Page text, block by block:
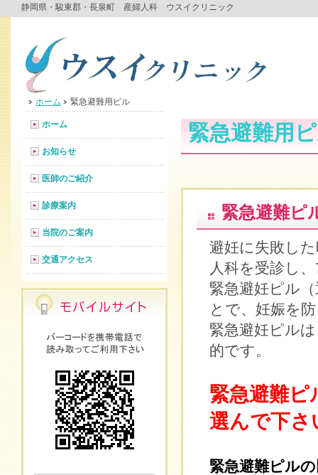
静岡県・駿東郡・長泉町 産婦人科 ウスイクリニック
ホーム 緊急避難用ピル
緊急避難用
緊急避難ピ
避妊に失敗し
人科を受診し
緊急避妊ピル
とで、妊娠を
緊急避妊ピル
的です。
緊急避難ピ
選んで下さ
緊急避難ピル
ホーム
お知らせ
医師のご紹介
診療案内
当院のご案内
交通アクセス